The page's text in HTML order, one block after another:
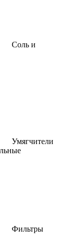
Соль и
Умягчители
Фильтры